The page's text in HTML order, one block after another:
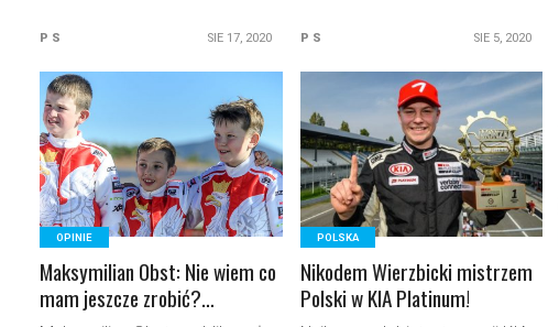
P S SIE 17, 2020 P S SIE 5, 2020
READ MORE
OPINIE
Maksymilian Obst: Nie wiem co
mam jeszcze zrobić?…
READ MORE
POLSKA
Nikodem Wierzbicki mistrzem
Polski w KIA Platinum!